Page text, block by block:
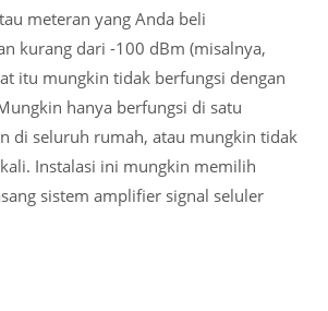
meteran yang Anda beli
kurang dari -100 dBm (misalnya,
itu mungkin tidak berfungsi dengan
hanya berfungsi di satu
di seluruh rumah, atau mungkin tidak
Instalasi ini mungkin memilih
sistem amplifier signal seluler